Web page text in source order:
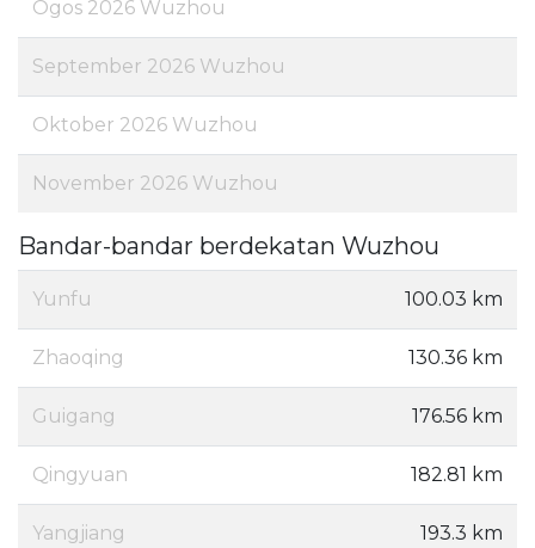
Ogos 2026 Wuzhou
September 2026 Wuzhou
Oktober 2026 Wuzhou
November 2026 Wuzhou
Bandar-bandar berdekatan Wuzhou
Yunfu 100.03 km
Zhaoqing 130.36 km
Guigang 176.56 km
Qingyuan 182.81 km
Yangjiang 193.3 km